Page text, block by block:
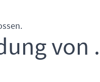
von